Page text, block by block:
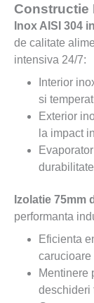
Constructie
Inox AISI 304
de calitate
intensiva 24/7:
Interior
si
Exterior
la impact
Izolatie 75mm
performanta
Eficienta
carucioare
Mentinere
deschideri